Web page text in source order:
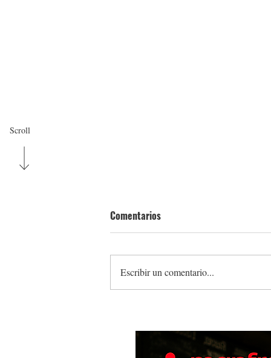
Scroll
Pan Pepín y EntrePanas se
presentar nuevo Pan de Pana
Comentarios
Escribir un comentario...